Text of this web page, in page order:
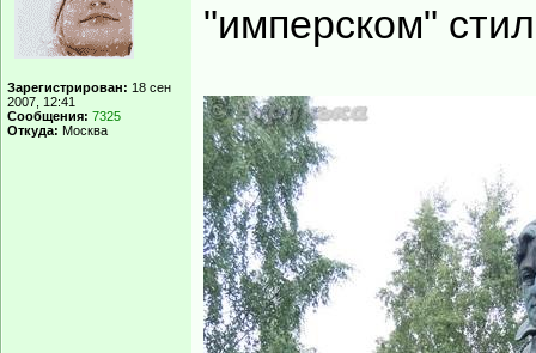
Зарегистрирован: 18 сен
2007, 12:41
Сообщения: 7325
Откуда: Москва
"имперском"